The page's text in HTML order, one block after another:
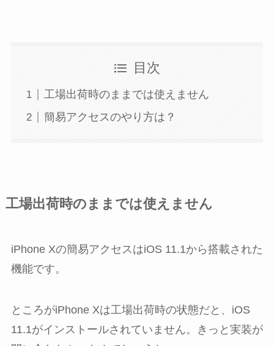
目次
工場出荷時のままでは使えません
簡易アクセスのやり方は？
工場出荷時のままでは使えません
iPhone Xの簡易アクセスはiOS 11.1から搭載された
機能です。
ところがiPhone Xは工場出荷時の状態だと、iOS
11.1がインストールされていません。きっと実装が